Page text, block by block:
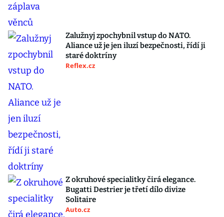
Zalužnyj zpochybnil vstup do NATO.
Aliance už je jen iluzí bezpečnosti, řídí ji
staré doktríny
Reflex.cz
Z okruhové specialitky čirá elegance.
Bugatti Destrier je třetí dílo divize
Solitaire
Auto.cz